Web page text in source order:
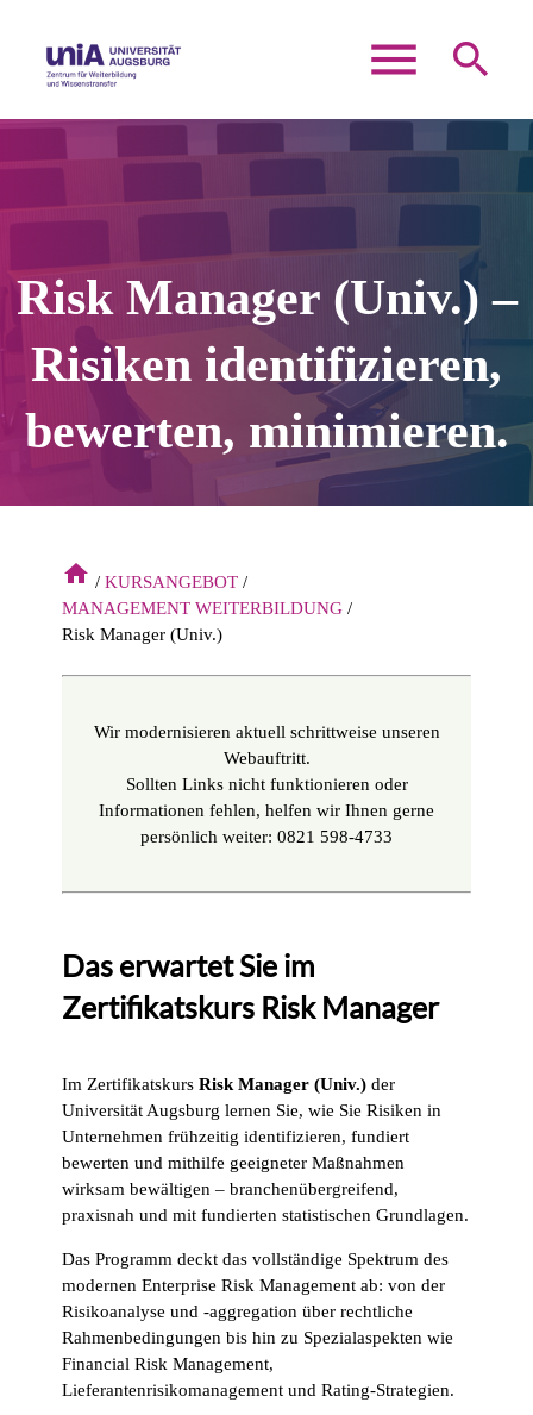
menu search
Risk Manager (Univ.) –
Risiken identifizieren,
bewerten, minimieren.
home
KURSANGEBOT
MANAGEMENT WEITERBILDUNG
Risk Manager (Univ.)
Wir modernisieren aktuell schrittweise unseren
Webauftritt.
Sollten Links nicht funktionieren oder
Informationen fehlen, helfen wir Ihnen gerne
persönlich weiter: 0821 598-4733
Das erwartet Sie im
Zertifikatskurs Risk Manager
Im ZertifikatskursRisk Manager (Univ.) der
Universität Augsburg lernen Sie, wie Sie Risiken in
Unternehmen frühzeitig identifizieren, fundiert
bewerten und mithilfe geeigneter Maßnahmen
wirksam bewältigen – branchenübergreifend,
praxisnah und mit fundierten statistischen Grundlagen.
Das Programm deckt das vollständige Spektrum des
modernen Enterprise Risk Management ab: von der
Risikoanalyse und -aggregation über rechtliche
Rahmenbedingungen bis hin zu Spezialaspekten wie
Financial Risk Management,
Lieferantenrisikomanagement und Rating-Strategien.